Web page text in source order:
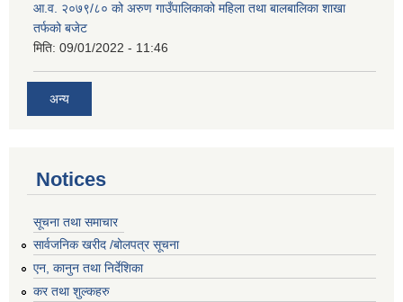
आ.व. २०७९/८० को अरुण गाउँपालिकाको महिला तथा बालबालिका शाखा
तर्फको बजेट
मिति: 09/01/2022 - 11:46
अन्य
Notices
सूचना तथा समाचार
सार्वजनिक खरीद /बोलपत्र सूचना
एन, कानुन तथा निर्देशिका
कर तथा शुल्कहरु